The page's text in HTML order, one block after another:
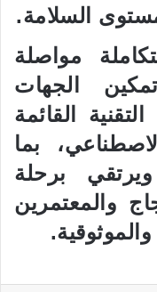
السلامة.
مواصلة
الجهات
القائمة
بما
برحلة
والمعتمرين